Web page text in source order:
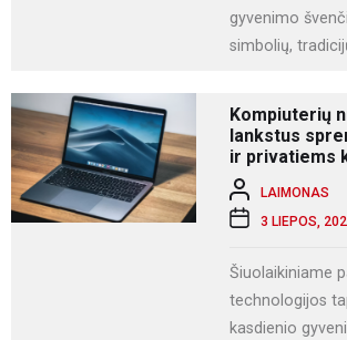
gyvenimo
simbolių,
vestuvių...
Kompiuterių
lankstus
ir privatiems
LAIMONAS
3 LIEPOS,
Šiuolaikiniame
technologijos
kasdienio